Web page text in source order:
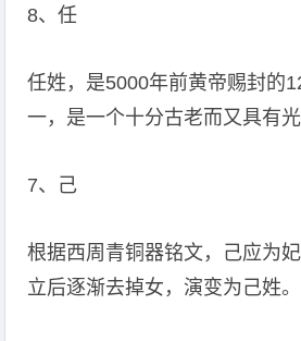
8、任
任姓，是5000年前黄帝赐封的
一，是一个十分古老而又具有光
7、己
根据西周青铜器铭文，己应为
立后逐渐去掉女，演变为己姓。